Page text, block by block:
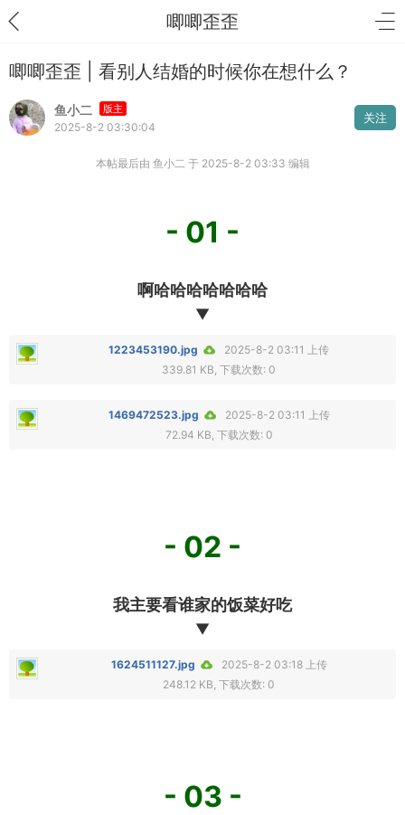
唧唧歪歪
唧唧歪歪 | 看别人结婚的时候你在想什么？
鱼小二 版主
2025-8-2 03:30:04
关注
本帖最后由 鱼小二 于 2025-8-2 03:33 编辑
- 01 -
啊哈哈哈哈哈哈哈
▼
1223453190.jpg
2025-8-2 03:11 上传
339.81 KB, 下载次数: 0
1469472523.jpg
2025-8-2 03:11 上传
72.94 KB, 下载次数: 0
- 02 -
我主要看谁家的饭菜好吃
▼
1624511127.jpg
2025-8-2 03:18 上传
248.12 KB, 下载次数: 0
- 03 -